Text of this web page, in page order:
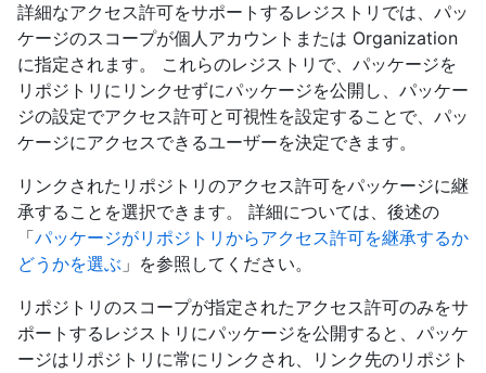
詳細なアクセス許可をサポートするレジストリでは、パッ
ケージのスコープが個人アカウントまたは Organization
に指定されます。 これらのレジストリで、パッケージを
リポジトリにリンクせずにパッケージを公開し、パッケー
ジの設定でアクセス許可と可視性を設定することで、パッ
ケージにアクセスできるユーザーを決定できます。
リンクされたリポジトリのアクセス許可をパッケージに継
承することを選択できます。 詳細については、後述の
「パッケージがリポジトリからアクセス許可を継承するか
どうかを選ぶ 」を参照してください。
リポジトリのスコープが指定されたアクセス許可のみをサ
ポートするレジストリにパッケージを公開すると、パッケ
ージはリポジトリに常にリンクされ、リンク先のリポジト